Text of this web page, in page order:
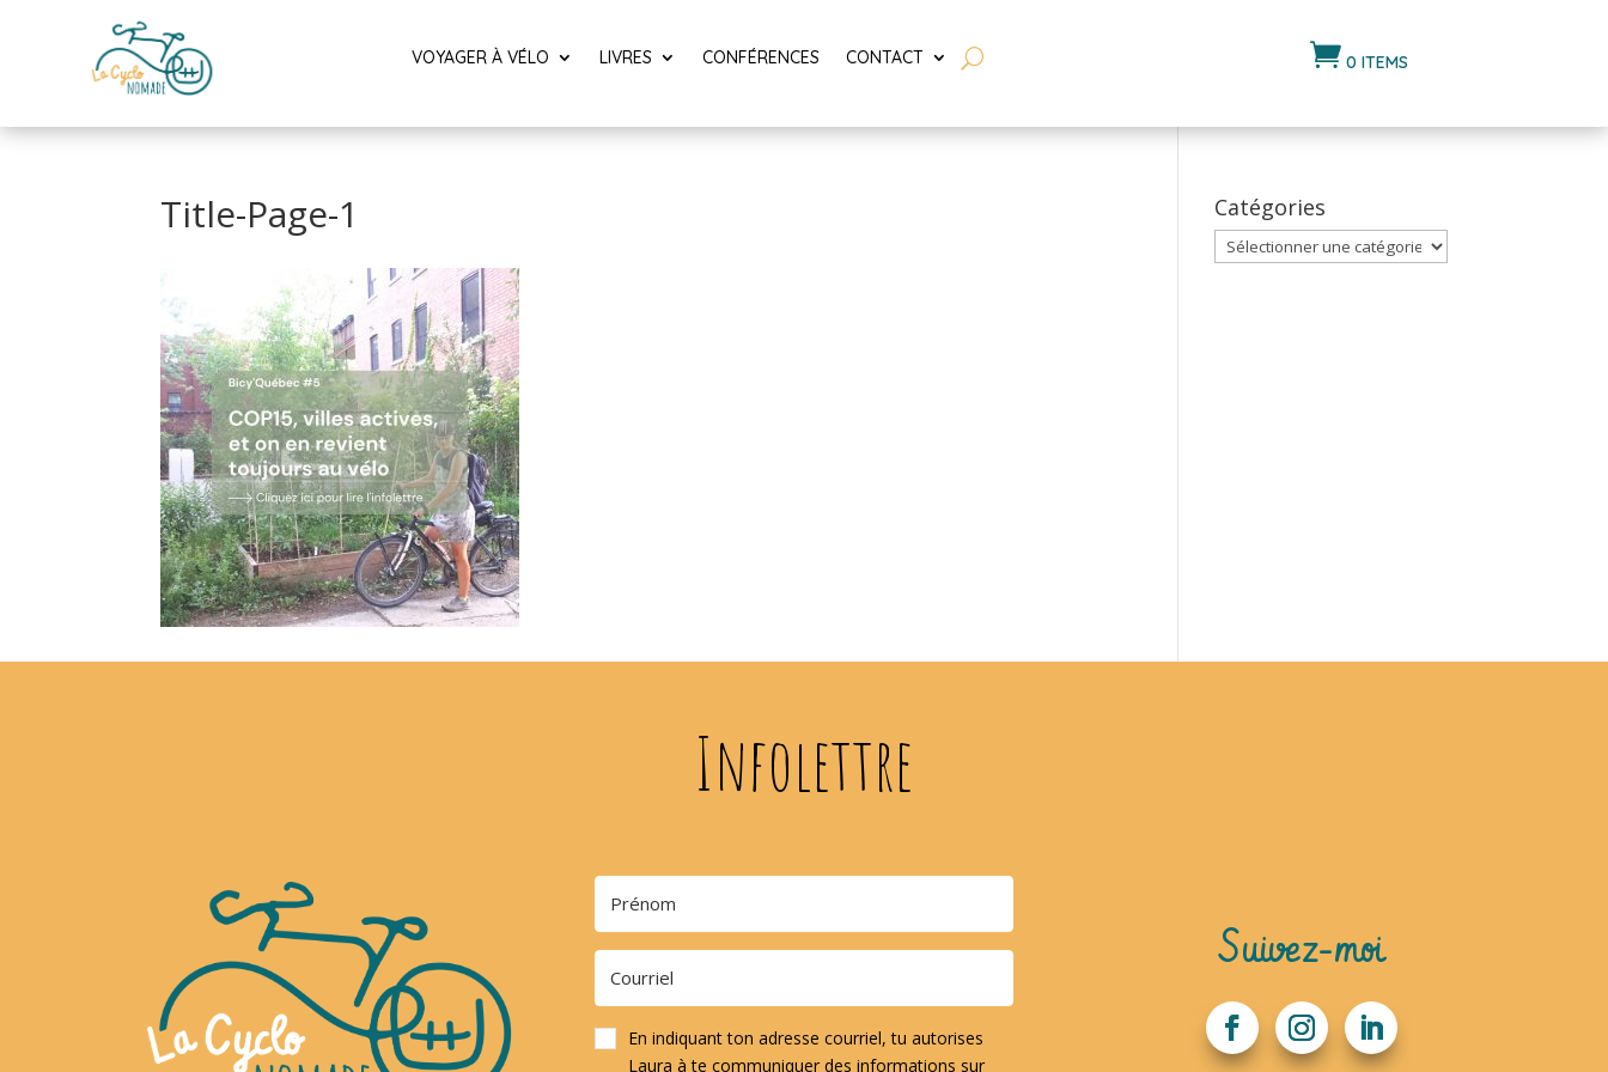
VOYAGER À VÉLO LIVRES CONFÉRENCES CONTACT  0 ITEMS
Title-Page-1 Catégories
Catégories
Infolettre
En indiquant ton adresse courriel, tu autorises
Laura à te communiquer des informations sur
Suivez-moi